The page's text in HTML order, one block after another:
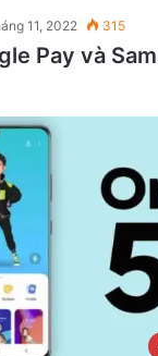
11, 2022 315
Pay và